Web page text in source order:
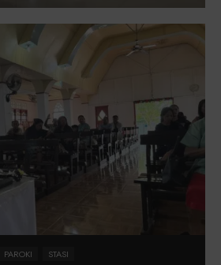
PAROKI STASI